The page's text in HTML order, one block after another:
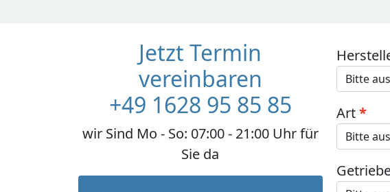
Jetzt Termin
vereinbaren
+49 1628 95 85 85
wir Sind Mo - So: 07:00 - 21:00 Uhr für
Sie da
Art